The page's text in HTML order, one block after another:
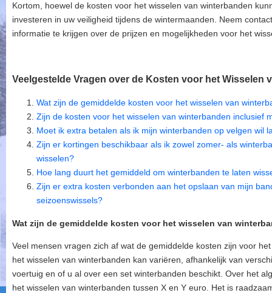
Kortom, hoewel de kosten voor het wisselen van winterbanden
investeren in uw veiligheid tijdens de wintermaanden. Neem
informatie te krijgen over de prijzen en mogelijkheden voor het
Veelgestelde Vragen over de Kosten voor het Wisselen
Wat zijn de gemiddelde kosten voor het wisselen van
Zijn de kosten voor het wisselen van winterbanden inclusief
Moet ik extra betalen als ik mijn winterbanden op velgen wil
Zijn er kortingen beschikbaar als ik zowel zomer- als
wisselen?
Hoe lang duurt het gemiddeld om winterbanden te laten
Zijn er extra kosten verbonden aan het opslaan van mijn
seizoenswissels?
Wat zijn de gemiddelde kosten voor het wisselen van
Veel mensen vragen zich af wat de gemiddelde kosten zijn voor
het wisselen van winterbanden kan variëren, afhankelijk van
voertuig en of u al over een set winterbanden beschikt. Over het
het wisselen van winterbanden tussen X en Y euro. Het is